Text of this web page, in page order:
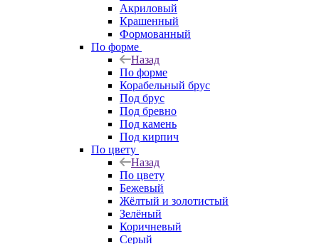
Акриловый
Крашенный
Формованный
По форме
Назад
По форме
Корабельный брус
Под брус
Под бревно
Под камень
Под кирпич
По цвету
Назад
По цвету
Бежевый
Жёлтый и золотистый
Зелёный
Коричневый
Серый